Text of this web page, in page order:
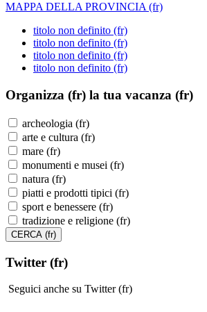
MAPPA DELLA PROVINCIA (fr)
titolo non definito (fr)
titolo non definito (fr)
titolo non definito (fr)
titolo non definito (fr)
Organizza (fr) la tua vacanza (fr)
archeologia (fr)
arte e cultura (fr)
mare (fr)
monumenti e musei (fr)
natura (fr)
piatti e prodotti tipici (fr)
sport e benessere (fr)
tradizione e religione (fr)
Twitter (fr)
Seguici anche su Twitter (fr)